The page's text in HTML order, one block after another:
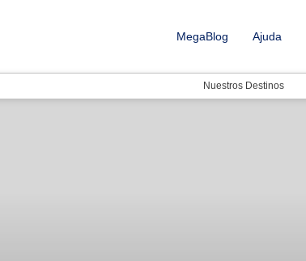
MegaBlog Ajuda
Nuestros Destinos